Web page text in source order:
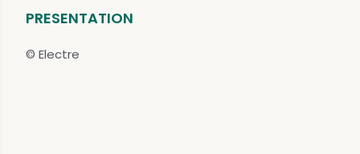
PRESENTATION
© Electre